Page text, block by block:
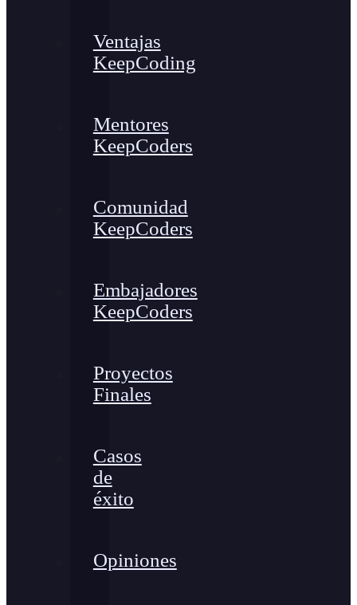
Ventajas
KeepCoding
Mentores
KeepCoders
Comunidad
KeepCoders
Embajadores
KeepCoders
Proyectos
Finales
Casos
de
éxito
Opiniones